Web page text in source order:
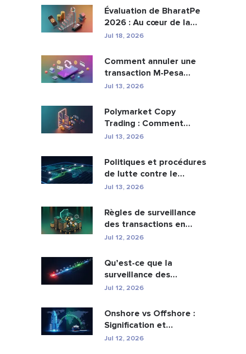
Évaluation de BharatPe
2026 : Au cœur de la
licorne fintech val...
Jul 18, 2026
Comment annuler une
transaction M-Pesa
envoyée par erreur
Jul 13, 2026
Polymarket Copy
Trading : Comment
copier les meilleurs
Jul 13, 2026
Politiques et procédures
de lutte contre le
blanchiment d’argen...
Jul 13, 2026
Règles de surveillance
des transactions en
matière de lutte cont...
Jul 12, 2026
Qu’est-ce que la
surveillance des
transactions AML et
Jul 12, 2026
Onshore vs Offshore :
Signification et
principales différences
Jul 12, 2026